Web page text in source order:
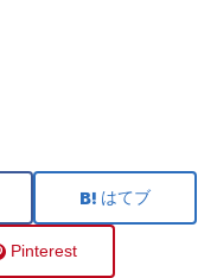
はてブ
Pinterest